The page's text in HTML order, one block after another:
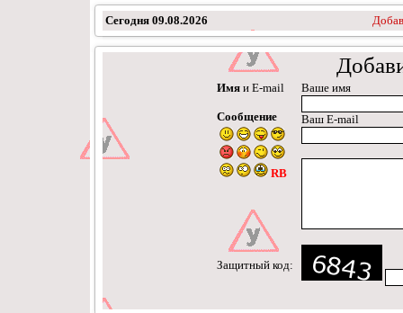
Сегодня 09.08.2026
Имяи E-mail
Сообщение
RB
Ваше имя
Ваш E-mail
Защитный код: